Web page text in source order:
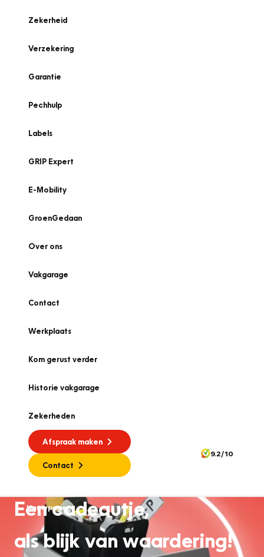
Zekerheid
Verzekering
Garantie
Pechhulp
Labels
GRIP Expert
E-Mobility
GroenGedaan
Over ons
Vakgarage
Contact
Werkplaats
Kom gerust verder
Historie vakgarage
Zekerheden
Afspraak maken
Contact
9.2/10
Homepage
Een cadeautje,
als blijk van waardering!